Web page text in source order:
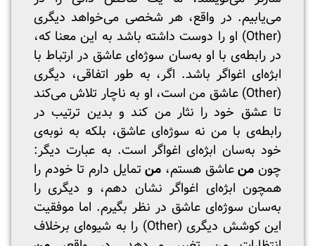
می‌یابیم. در واقع، هر شخصی می‌خواهد دیگری
(Other) او را دوست داشته باشد به این معنا که،
در رابطه‌ی با او به‌سان سوژه‌ای عاشق در ارتباط با
ابژه‌ای اغواگر باشد. اگر، به طور اتفاقی، دیگری
(Other) عاشق من است، او به ناچار تلاش می‌کند
تا عشق خود را نثار من کند و بدین ترتیب در
رابطه‌ی با من نه سوژه‌ای عاشق، بلکه به نوبه‌ی
خود به‌سان ابژه‌ای اغواگر است. به عبارت دیگر:
چون منعاشق هستم، منتمایل دارم تا خودم را
همچون ابژه‌ای اغواگر نشان دهم، و دیگری را
به‌سان سوژه‌ای عاشق در نظر بگیرم. اما موفقیت
این کوشش دیگری (Other) را به شیوه‌ای برخلاف